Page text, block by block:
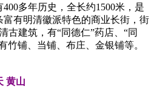
400多年历史，全长约1500米，是
有明清徽派特色的商业长街，街
古建筑，有“同德仁”药店、“同
竹铺、当铺、布庄、金银铺等。
黄山